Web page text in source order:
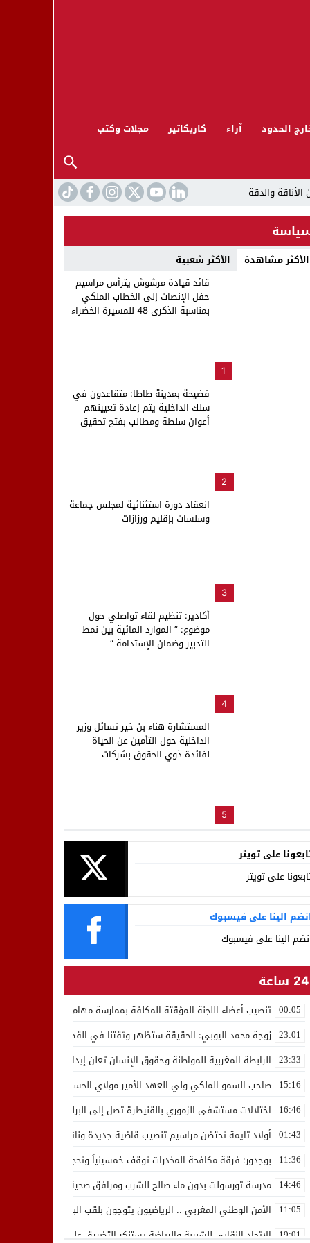
الحدود آراء كاريكاتير مجلات وكتب
13
الأكثر مشاهدة الأكثر شعبية
1
قائد قيادة مرشوش يترأس مراسيم
حفل الإنصات إلى الخطاب الملكي
بمناسبة الذكرى 48 للمسيرة الخضراء
2
فضيحة بمدينة طاطا: متقاعدون في
سلك الداخلية يتم إعادة تعيينهم
أعوان سلطة ومطالب بفتح تحقيق
3
انعقاد دورة استثنائية لمجلس جماعة
وسلسات بإقليم ورزازات
4
أكادير: تنظيم لقاء تواصلي حول
موضوع: ” الموارد المائية بين نمط
التدبير وضمان الإستدامة “
5
المستشارة هناء بن خير تسائل وزير
الداخلية حول التأمين عن الحياة
لفائدة ذوي الحقوق بشركات
على تويتر
على تويتر
الينا على فيسبوك
الينا على فيسبوك
24 ساعة
00:05 تنصيب أعضاء اللجنة المؤقتة المكلفة بممارسة مهام المجلس الوطني
23:01 زوجة محمد اليوبي: الحقيقة ستظهر وثقتنا في القضاء ثابتة
23:33 الرابطة المغربية للمواطنة وحقوق الإنسان تعلن إيداع رئيسها
15:16 صاحب السمو الملكي ولي العهد الأمير مولاي الحسن يدشن “برج
16:46 اختلالات مستشفى الزموري بالقنيطرة تصل إلى البرلمان واستقالة
01:43 أولاد تايمة تحتضن مراسيم تنصيب قاضية جديدة ونائب لوكيل الملك
11:36 بوجدور: فرقة مكافحة المخدرات توقف خمسينياً وتحجز 10 كيلوغرامات من الشيرا
14:46 مدرسة تورسولت بدون ماء صالح للشرب ومرافق صحية في وضعية
11:05 الأمن الوطني المغربي .. الرياضيون يتوجون بلقب البطولة العربية
19:01 الاتحاد النقابي للشبيبة والرياضة يستنكر التضييق على الموظفين